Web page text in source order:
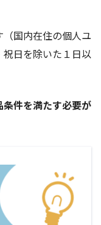
国内在住の個人ユ
日を除いた１日以
件を満たす必要が